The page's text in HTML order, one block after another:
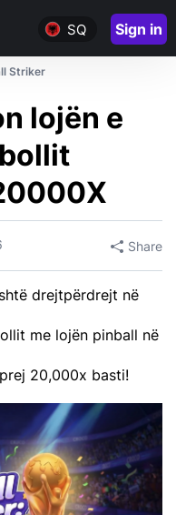
SQ Sign in
Striker
lojën e
Share
drejtpërdrejt në
me lojën pinball në
20,000x basti!